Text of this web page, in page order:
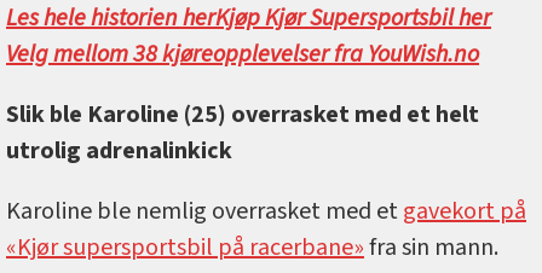
Les hele historien herKjøp Kjør Supersportsbil her
Velg mellom 38 kjøreopplevelser fra YouWish.no
Slik ble Karoline (25) overrasket med et helt
utrolig adrenalinkick
Karoline ble nemlig overrasket med etgavekort på
«Kjør supersportsbil på racerbane»fra sin mann.